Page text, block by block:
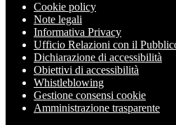
Cookie policy
Note legali
Informativa Privacy
Ufficio Relazioni con il
Dichiarazione di accessibilità
Obiettivi di accessibilità
Whistleblowing
Gestione consensi cookie
Amministrazione trasparente